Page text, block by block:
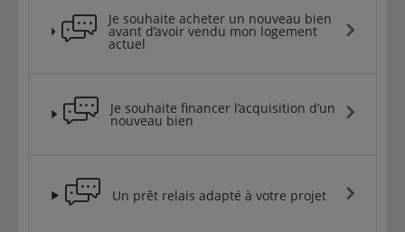
Je souhaite acheter un nouveau bien
avant d’avoir vendu mon logement
actuel
Je souhaite financer l’acquisition d’un
nouveau bien
Un prêt relais adapté à votre projet